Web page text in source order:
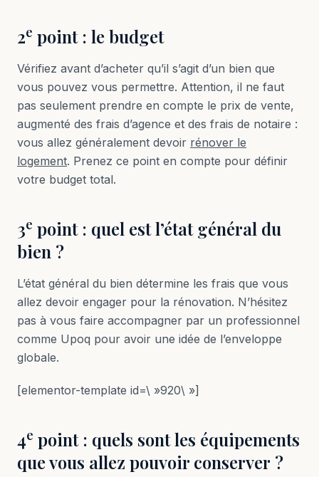
2e point : le budget
Vérifiez avant d’acheter qu’il s’agit d’un bien que
vous pouvez vous permettre. Attention, il ne faut
pas seulement prendre en compte le prix de vente,
augmenté des frais d’agence et des frais de notaire :
vous allez généralement devoir rénover le
logement. Prenez ce point en compte pour définir
votre budget total.
3e point : quel est l’état général du
bien ?
L’état général du bien détermine les frais que vous
allez devoir engager pour la rénovation. N’hésitez
pas à vous faire accompagner par un professionnel
comme Upoq pour avoir une idée de l’enveloppe
globale.
[elementor-template id=\ »920\ »]
4e point : quels sont les équipements
que vous allez pouvoir conserver ?